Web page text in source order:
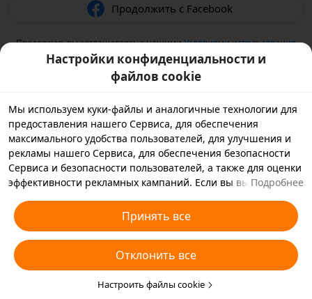
Продолжить с Facebook
Продолжая, вы соглашаетесь с нашимиУсловиями использования
и подтверждаете, что прочитали нашу Политику
конфиденциальности
Настройки конфиденциальности и
файлов cookie
Мы используем куки-файлы и аналогичные технологии для
предоставления нашего Сервиса, для обеспечения
максимального удобства пользователей, для улучшения и
рекламы нашего Сервиса, для обеспечения безопасности
Сервиса и безопасности пользователей, а также для оценки
эффективности рекламных кампаний. Если вы выбираете
с которыми мы работаем, будем хранить куки-файлы и
использовать аналогичные технологии на вашем
устройстве в рекламных целях. Вы также можете выбрать
«Отклонить все», чтобы отклонить все необязательные
куки-файлы, или выбрать, какие типы куки-файлов
необходимо принять или отклонить. Для этого нажмите
Подробнее
Принять все
Отклонить все
Настроить файлы cookie